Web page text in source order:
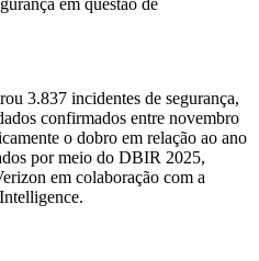
em questão de
3.837 incidentes de segurança,
confirmados entre novembro
o dobro em relação ao ano
por meio do DBIR 2025,
em colaboração com a